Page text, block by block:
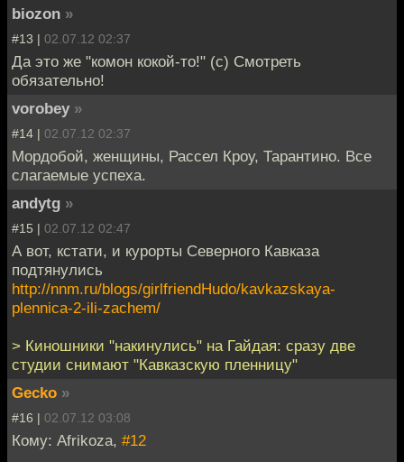
biozon »
#13 | 02.07.12 02:37
Да это же "комон кокой-то!" (с) Смотреть
обязательно!
vorobey »
#14 | 02.07.12 02:37
Мордобой, женщины, Рассел Кроу, Тарантино. Все
слагаемые успеха.
andytg »
#15 | 02.07.12 02:47
А вот, кстати, и курорты Северного Кавказа
подтянулись
http://nnm.ru/blogs/girlfriendHudo/kavkazskaya-
plennica-2-ili-zachem/
> Киношники "накинулись" на Гайдая: сразу две
студии снимают "Кавказскую пленницу"
Gecko »
#16 | 02.07.12 03:08
Кому: Afrikoza, #12